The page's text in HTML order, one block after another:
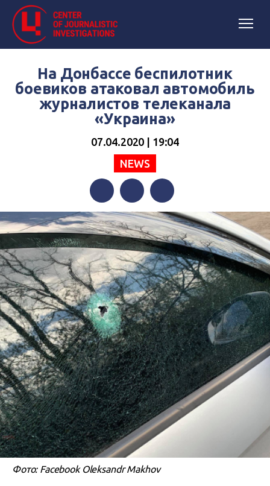
На Донбассе беспилотник
боевиков атаковал автомобиль
журналистов телеканала
«Украина»
07.04.2020 | 19:04
NEWS
FacebookTwitterTelegram
Фото: Facebook Oleksandr Makhov